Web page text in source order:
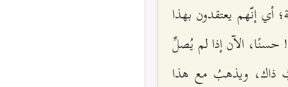
إنّهم يعتقدون بهذا
حسنًا، الآن إذا لم يُصلِّ
ذاك، ويذهبُ مع هذا